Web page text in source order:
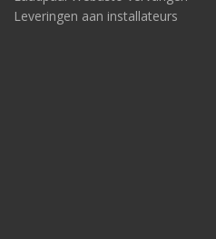
Leveringen aan installateurs